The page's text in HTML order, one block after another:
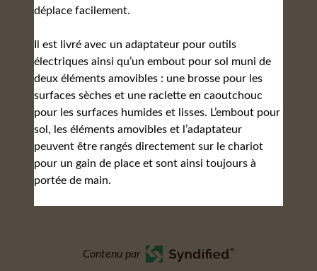
déplace facilement.
Il est livré avec un adaptateur pour outils
électriques ainsi qu’un embout pour sol muni de
deux éléments amovibles : une brosse pour les
surfaces sèches et une raclette en caoutchouc
pour les surfaces humides et lisses. L’embout pour
sol, les éléments amovibles et l’adaptateur
peuvent être rangés directement sur le chariot
pour un gain de place et sont ainsi toujours à
portée de main.
Contenu par